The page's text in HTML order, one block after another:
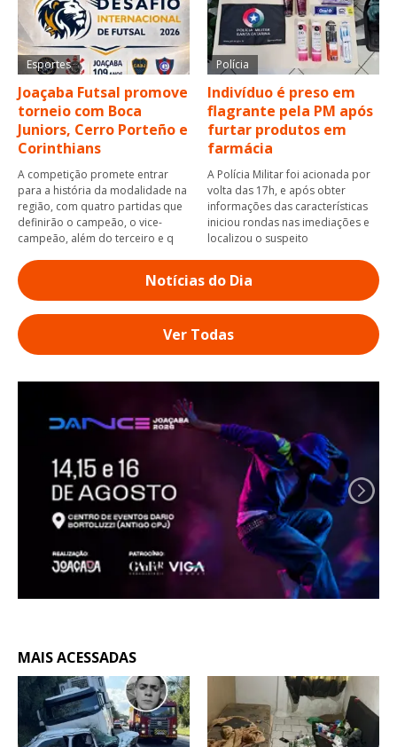
Esportes
Joaçaba Futsal promove
torneio com Boca
Juniors, Cerro Porteño e
Corinthians
A competição promete entrar
para a história da modalidade na
região, com quatro partidas que
definirão o campeão, o vice-
campeão, além do terceiro e q
Polícia
Indivíduo é preso em
flagrante pela PM após
furtar produtos em
farmácia
A Polícia Militar foi acionada por
volta das 17h, e após obter
informações das características
iniciou rondas nas imediações e
localizou o suspeito
Notícias do Dia
Ver Todas
MAIS ACESSADAS